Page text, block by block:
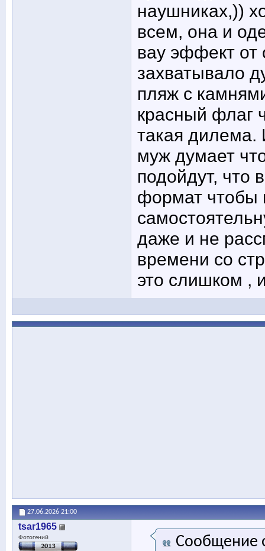
наушниках,))
всем, она и
вау эффект от
захватывало
пляж с
красный флаг
такая
муж думает
подойдут, что
формат чтобы
даже и не
времени со
это слишком ,
27.06.2026 21:00
tsar1965
Фотогений Сообщение